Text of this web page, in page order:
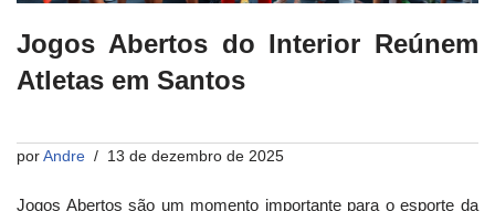
Jogos Abertos do Interior Reúnem
Atletas em Santos
por Andre 13 de dezembro de 2025
Jogos Abertos são um momento importante para o esporte da